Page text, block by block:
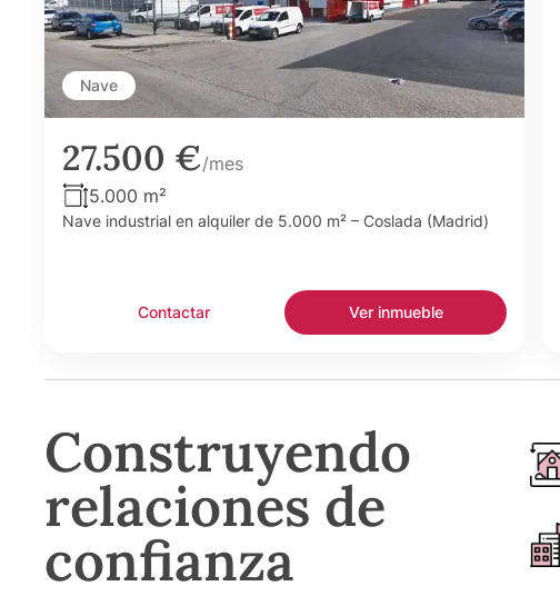
Nave
27.500 €/mes
5.000 m²
Nave industrial en alquiler de 5.000 m² – Coslada (Madrid)
Contactar Ver inmueble
Construyendo
relaciones de
confianza